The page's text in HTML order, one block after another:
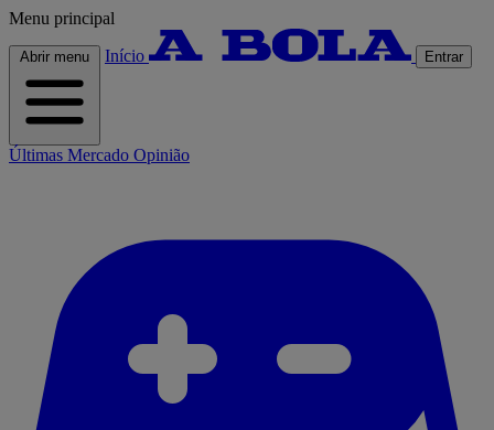
Menu principal
Abrir menu Início Entrar
Últimas Mercado Opinião